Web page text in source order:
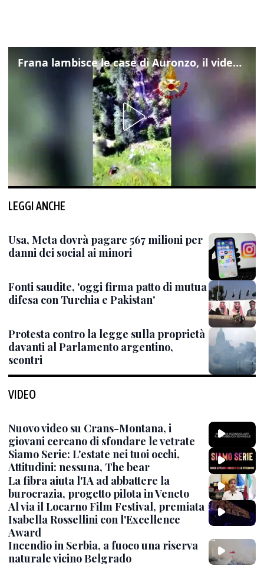
Frana lambisce le case di Auronzo, il video dall'elicottero dei vigili del fuoco
LEGGI ANCHE
Usa, Meta dovrà pagare 567 milioni per
danni dei social ai minori
Fonti saudite, 'oggi firma patto di mutua
difesa con Turchia e Pakistan'
Protesta contro la legge sulla proprietà
davanti al Parlamento argentino,
scontri
VIDEO
Nuovo video su Crans-Montana, i
giovani cercano di sfondare le vetrate
Siamo Serie: L'estate nei tuoi occhi,
Attitudini: nessuna, The bear
La fibra aiuta l'IA ad abbattere la
burocrazia, progetto pilota in Veneto
Al via il Locarno Film Festival, premiata
Isabella Rossellini con l'Excellence
Award
Incendio in Serbia, a fuoco una riserva
naturale vicino Belgrado